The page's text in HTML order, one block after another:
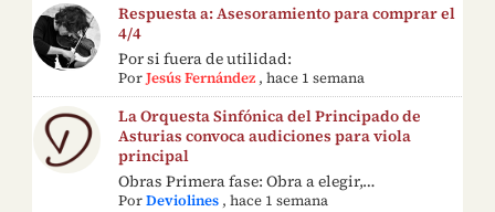
Respuesta a: Asesoramiento para comprar el
4/4
Por si fuera de utilidad:
PorJesús Fernández ,hace 1 semana
La Orquesta Sinfónica del Principado de
Asturias convoca audiciones para viola
principal
Obras Primera fase: Obra a elegir,…
PorDeviolines ,hace 1 semana